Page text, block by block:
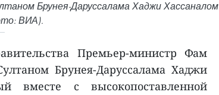
Брунея-Даруссалама Хаджи Хассаналом
ВИА).
Премьер-министр Фам
Брунея-Даруссалама Хаджи
вместе с высокопоставленной